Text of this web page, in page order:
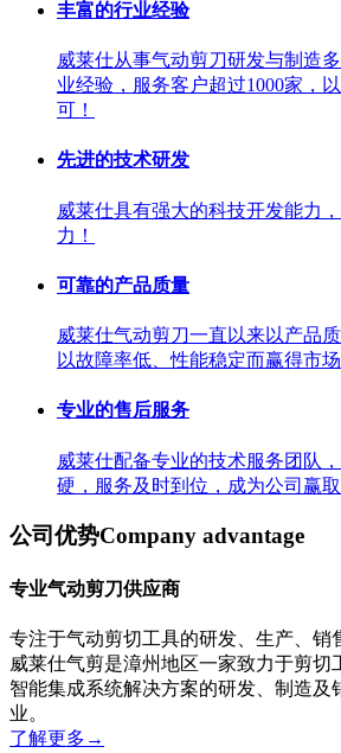
丰富的行业经验
威莱仕从事气动剪刀研发与制造
业经验，服务客户超过1000家，
可！
先进的技术研发
威莱仕具有强大的科技开发能力
力！
可靠的产品质量
威莱仕气动剪刀一直以来以产品
以故障率低、性能稳定而赢得市场
专业的售后服务
威莱仕配备专业的技术服务团队
硬，服务及时到位，成为公司赢
公司优势Company advantage
专业气动剪刀供应商
专注于气动剪切工具的研发、生产、销
威莱仕气剪是漳州地区一家致力于剪切
智能集成系统解决方案的研发、制造及
业。
了解更多 →